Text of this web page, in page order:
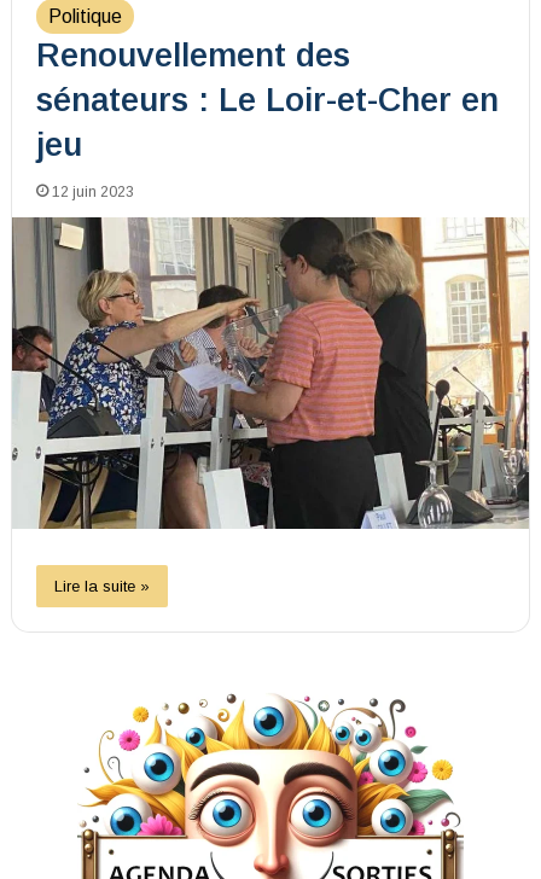
Politique
Renouvellement des
sénateurs : Le Loir-et-Cher en
jeu
12 juin 2023
Lire la suite »